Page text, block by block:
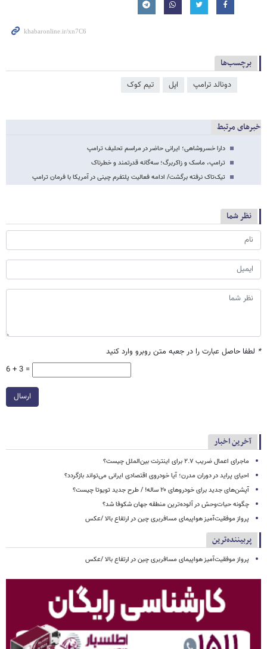
برچسب‌ها
دونالد ترامپ اپل تیم کوک
خبرهای مرتبط
دارا خسروشاهی؛ ایرانی حاضر در مراسم تحلیف ترامپ
ترامپ، ماسک و زاکربرگ؛ سه‌گانه قدرتمند و خطرناک
تیک‌تاک نرفته برگشت/ ادامه فعالیت پلتفرم چینی در آمریکا با فرمان ترامپ
نظر شما
* لطفا حاصل عبارت را در جعبه متن روبرو وارد کنید
6 + 3 =
ارسال
آخرین اخبار
ماجرای اعمال ضریب ۲.۷ برای اینترنت بین‌الملل چیست؟
احیای پراید در دوران مدرن؛ آیا خودروی اقتصادی ایرانی می‌تواند بازگردد؟
آپشن‌های جدید برای خودروهای ۲۰ ساله! / طرح جدید تویوتا چیست؟
چگونه حیات‌وحش در آلوده‌ترین منطقه جهان شکوفا شد؟
پرواز موفقیت‌آمیز هواپیمای مسافربری چین در ارتفاع بالا /عکس
پربیننده‌ترین
پرواز موفقیت‌آمیز هواپیمای مسافربری چین در ارتفاع بالا /عکس